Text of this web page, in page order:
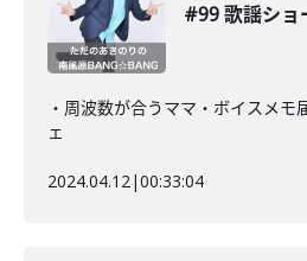
#99 歌謡ショ
・周波数が合うママ・ボイスメモ
ェ
2024.04.12|00:33:04